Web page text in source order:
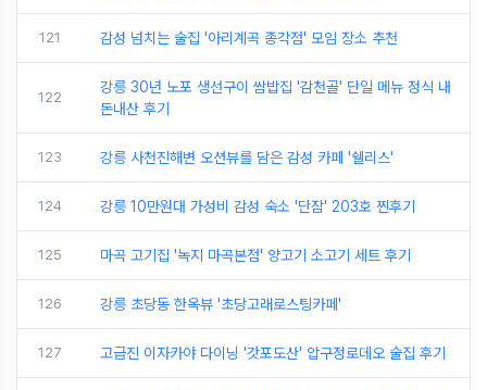
121 감성 넘치는 술집 '아리계곡 종각점' 모임 장소 추천
122
강릉 30년 노포 생선구이 쌈밥집 '감천골' 단일 메뉴 정식 내
돈내산 후기
123 강릉 사천진해변 오션뷰를 담은 감성 카페 '쉘리스'
124 강릉 10만원대 가성비 감성 숙소 '단잠' 203호 찐후기
125 마곡 고기집 '녹지 마곡본점' 양고기 소고기 세트 후기
126 강릉 초당동 한옥뷰 '초당고래로스팅카페'
127 고급진 이자카야 다이닝 '갓포도산' 압구정로데오 술집 후기